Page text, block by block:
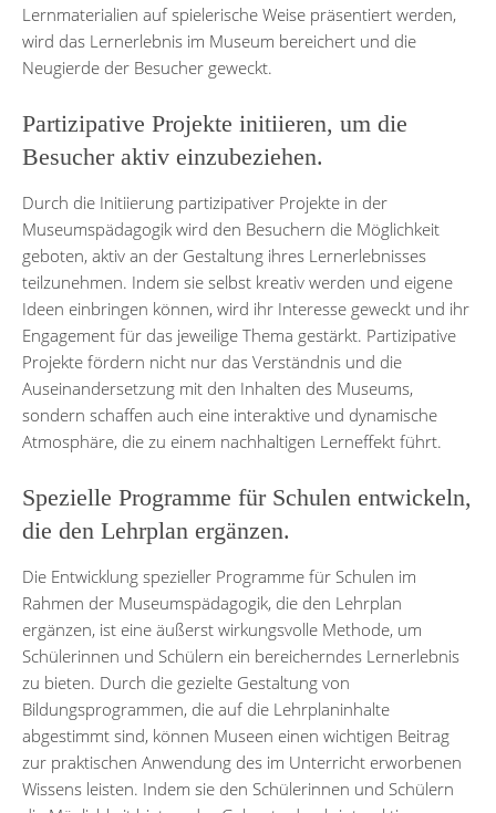
Lernmaterialien auf spielerische Weise präsentiert werden,
wird das Lernerlebnis im Museum bereichert und die
Neugierde der Besucher geweckt.
Partizipative Projekte initiieren, um die
Besucher aktiv einzubeziehen.
Durch die Initiierung partizipativer Projekte in der
Museumspädagogik wird den Besuchern die Möglichkeit
geboten, aktiv an der Gestaltung ihres Lernerlebnisses
teilzunehmen. Indem sie selbst kreativ werden und eigene
Ideen einbringen können, wird ihr Interesse geweckt und ihr
Engagement für das jeweilige Thema gestärkt. Partizipative
Projekte fördern nicht nur das Verständnis und die
Auseinandersetzung mit den Inhalten des Museums,
sondern schaffen auch eine interaktive und dynamische
Atmosphäre, die zu einem nachhaltigen Lerneffekt führt.
Spezielle Programme für Schulen entwickeln,
die den Lehrplan ergänzen.
Die Entwicklung spezieller Programme für Schulen im
Rahmen der Museumspädagogik, die den Lehrplan
ergänzen, ist eine äußerst wirkungsvolle Methode, um
Schülerinnen und Schülern ein bereicherndes Lernerlebnis
zu bieten. Durch die gezielte Gestaltung von
Bildungsprogrammen, die auf die Lehrplaninhalte
abgestimmt sind, können Museen einen wichtigen Beitrag
zur praktischen Anwendung des im Unterricht erworbenen
Wissens leisten. Indem sie den Schülerinnen und Schülern